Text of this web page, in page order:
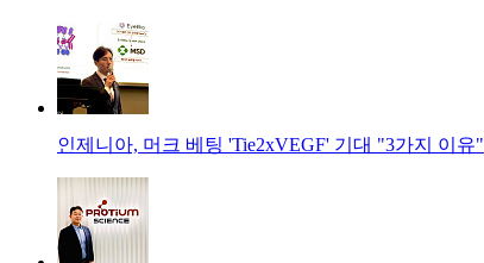
인제니아, 머크 베팅 'Tie2xVEGF' 기대 "3가지 이유"